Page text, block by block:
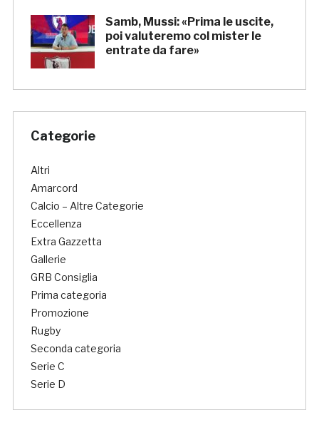
Samb, Mussi: «Prima le uscite,
poi valuteremo col mister le
entrate da fare»
Categorie
Altri
Amarcord
Calcio – Altre Categorie
Eccellenza
Extra Gazzetta
Gallerie
GRB Consiglia
Prima categoria
Promozione
Rugby
Seconda categoria
Serie C
Serie D